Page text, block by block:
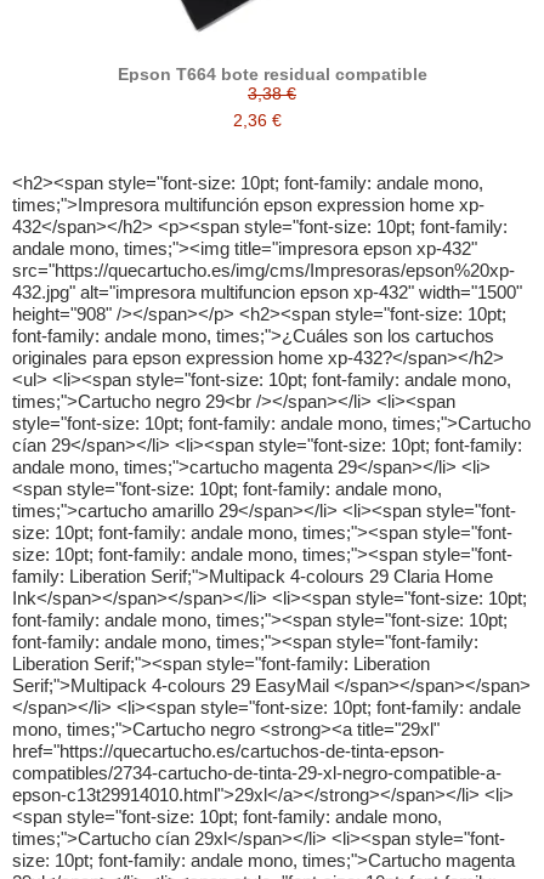
Epson T664 bote residual compatible
3,38 €
2,36 €
<h2><span style="font-size: 10pt; font-family: andale mono, times;">Impresora multifunción epson expression home xp-432</span></h2> <p><span style="font-size: 10pt; font-family: andale mono, times;"><img title="impresora epson xp-432" src="https://quecartucho.es/img/cms/Impresoras/epson%20xp-432.jpg" alt="impresora multifuncion epson xp-432" width="1500" height="908" /></span></p> <h2><span style="font-size: 10pt; font-family: andale mono, times;">¿Cuáles son los cartuchos originales para epson expression home xp-432?</span></h2> <ul> <li><span style="font-size: 10pt; font-family: andale mono, times;">Cartucho negro 29<br /></span></li> <li><span style="font-size: 10pt; font-family: andale mono, times;">Cartucho cían 29</span></li> <li><span style="font-size: 10pt; font-family: andale mono, times;">cartucho magenta 29</span></li> <li><span style="font-size: 10pt; font-family: andale mono, times;">cartucho amarillo 29</span></li> <li><span style="font-size: 10pt; font-family: andale mono, times;"><span style="font-size: 10pt; font-family: andale mono, times;"><span style="font-family: Liberation Serif;">Multipack 4-colours 29 Claria Home Ink</span></span></span></li> <li><span style="font-size: 10pt; font-family: andale mono, times;"><span style="font-size: 10pt; font-family: andale mono, times;"><span style="font-family: Liberation Serif;"><span style="font-family: Liberation Serif;">Multipack 4-colours 29 EasyMail </span></span></span></span></li> <li><span style="font-size: 10pt; font-family: andale mono, times;">Cartucho negro <strong><a title="29xl" href="https://quecartucho.es/cartuchos-de-tinta-epson-compatibles/2734-cartucho-de-tinta-29-xl-negro-compatible-a-epson-c13t29914010.html">29xl</a></strong></span></li> <li><span style="font-size: 10pt; font-family: andale mono, times;">Cartucho cían 29xl</span></li> <li><span style="font-size: 10pt; font-family: andale mono, times;">Cartucho magenta 29xl</span></li> <li><span style="font-size: 10pt; font-family: andale mono, times;">Cartucho amarillo 29xl</span><span style="font-size: 10pt; font-family: andale mono, times;"> <br /></span></li> <li><span style="font-size: 10pt; font-family: andale mono, times;"><span style="font-family: Liberation Serif;">Multipack 4-colours 29XL Claria Home Ink</span></span></li> <li><span style="font-size: 10pt; font-family: andale mono, times;"><span style="font-family: Liberation Serif;"><span style="font-family: Liberation Serif;">Multipack 4-colours 29XL EasyMail</span></span></span></li> </ul> <h2><span style="font-size: 10pt; font-family: andale mono, times;"><span style="font-family: Liberation Serif;"><span style="font-family: Liberation Serif;">tinta epson xp-432</span></span></span></h2> <p> <span style="font-size: 10pt; font-family: andale mono, times;">Los cartuchos para Epson 29xl son la versión de <strong><a title="cartucho compatible" href="https://quecartucho.es/">cartucho compatible</a></strong> 29 pero de gran capacidad, la tinta impresora epson xp-432 puede montar las dos versiones de cartuchos 29 y tinta 29xl. Los cartuchos de tinta barata impresora epson 432 son 4 y van de forma individual siendo el cartucho epson 29 de tinta negra un poco mas grande que los cartuchos de color cían, magenta y amarillo.</span></p> <p> <span style="font-size: 10pt; font-family: andale mono, times;"><strong><span style="font-variant: normal;"><span style="letter-spacing: normal;"><span style="font-style: normal;"><strong>¿Cuáles son los mejores consumibles compatibles epson xp 432?</strong></span></span></span></strong></span></p> <p> <span style="font-size: 10pt; font-family: andale mono, times;"><span style="font-variant: normal;"><span style="letter-spacing: normal;"><span style="font-style: normal;">Si esta buscando comprar</span></span></span><span style="font-variant: normal;"><span style="letter-spacing: normal;"><span style="font-style: normal;"> tinta epson barata para las impresoras</span></span></span> expression home xp-432 son los cartuchos de tinta compatibles Premium con el tamaño xl. Los epson 29xl compatible calidad premium. Ya que son los cartuchos más ecológicos, y los mas baratos manteniendo niveles muy altos de calidad y fiabilidad.</span></p> <h2><span style="font-size: 10pt; font-family: andale mono, times;">Cartuchos compatibles con epson xp-432</span></h2> <p><span style="font-size: 10pt; font-family: andale mono, times;">También tenemos a la venta los cartuchos <strong><a title="tinta epson compatible" href="https://quecartucho.es/4223-cartuchos-de-tinta-epson-compatibles">tinta epson compatible</a></strong> 29xl para epson xp 432 cartuchos compatibles grado b, son cartuchos de tinta que funcionan bien, el precio de cartuchos epson grado b son mas baratos, pero no tienen los controles de calidad y fiabilidad que tienen los cartuchos premium.<br /></span></p> <p> <span style="font-size: 10pt; font-family: andale mono, times;">Estos cartuchos epson compatibles para xp 432 tienen garantía de dos años y en ningún caso anulan la garantía de tu impresora.</span></p> <h2 style="margin-bottom: 0cm;" lang="zxx"><span style="font-size: 10pt; font-family: andale mono, times;">Otros cartuchos compatibles para impresoras Epson que te pueden interesar:</span></h2> <ul> <li><a title="Epson 16" href="https://quecartucho.es/cartuchos-de-tinta-epson-compatibles/327-cartucho-de-tinta-16xl-t1611-t1612-t1613-t1614-t1621-t1622-t1623-t1624-t1631-t1632-t1633-t1634-compatible.html"><span style="font-size: 10pt; font-family: andale mono, times;">Epson 16</span></a></li> <li><a title="cartucho compatible epson 603" href="https://quecartucho.es/cartuchos-de-tinta-epson-compatibles/3529-cartucho-de-tinta-epson-t603xl-603xl-compatible-c13t03a14010-c13t03a24010-c13t03a34010-c13t03a44010.html"><span style="font-size: 10pt; font-family: andale mono, times;">cartucho compatible epson 603</span></a></li> <li><a title="epson 18xl compatible" href="https://quecartucho.es/cartuchos-de-tinta-epson-compatibles/331-cartucho-de-tinta-18xl-t1811-t1812-t1813-t1814-compatible-con-epson.html"><span style="font-size: 10pt; font-family: andale mono, times;">epson 18xl compatible</span></a></li> <li><a title="epson 27xl compatible" href="https://quecartucho.es/cartuchos-de-tinta-epson-compatibles/1833-cartucho-de-tinta-epson-t2711-t2712-t2713-t2714-t2791-t2701-t2702-t2703-t2704-compatible-a-epson-27xl.html"><span style="font-size: 10pt; font-family: andale mono, times;">epson 27xl compatible</span></a></li> <li><a title="cartucho epson 502" href="https://quecartucho.es/cartuchos-de-tinta-epson-compatibles/3316-cartucho-compatible-502xl-502-con-epson-c13t02v14010-c13t02v24010-c13t02v34010-c13t02v44010.html"><span style="font-size: 10pt; font-family: andale mono, times;">cartucho epson 502</span></a></li> </ul> <p><span style="font-size: 10pt; font-family: andale mono, times;"><br /></span></p> <p> </p> <h2 style="margin-bottom: 0.35cm;" align="center"><span style="color: #000000;"><span style="font-family: Arial, serif;"><span style="font-size: medium;"><strong><span style="background: #ffffff;">¿Una impresora ideal para casa?: Epson Expression Home XP-432</span></strong></span></span></span></h2> <p style="margin-bottom: 0.35cm;" align="justify"><span style="color: #000000;"><span style="font-family: Arial, serif;"><span style="font-size: medium;">Muchas veces toca trabajar en casa y terminar informes importantes o los chicos que van al colegio necesitan una herramienta para imprimir sus tareas. Es por estas razones que adquirir una <em><strong><a title="impresora multifuncional" href="https://quecartucho.es/blog/impresoras/multifuncion/">impresora multifuncional</a></strong></em> tiene tanta importancia… Y la </span></span></span><span style="color: #000000;"><span style="font-family: Arial, serif;"><span style="font-size: medium;"><strong>Epson Expression Home XP 432</strong></span></span></span><span style="color: #000000;"><span style="font-family: Arial, serif;"><span style="font-size: medium;"> puede ser el equipo ideal para la casa.</span></span></span></p> <p style="margin-bottom: 0.35cm;" align="justify"><span style="color: #000000;"><span style="font-family: Arial, serif;"><span style="font-size: medium;">Esta impresora fabricada por el gigante japonés ofrece las funciones de escaneo y fotocopiadora también, integrando varias tareas elementales en un solo equipo. </span></span></span></p> <p style="margin-bottom: 0.35cm;" align="justify"><span style="color: #000000;"><span style="font-family: Arial, serif;"><span style="font-size: medium;">Su diseño –de color negro- es compacto y ligero. Posee unas dimensiones correspondientes a 390‎ x 300 x 145 mm (ancho - profundidad - altura) y un peso de 4,2 kg. </span></span></span></p> <p style="margin-bottom: 0.35cm;" align="justify"><span style="color: #000000;"><span style="font-family: Arial, serif;"><span style="font-size: medium;">Elegante y moderna, integra una pantalla LCD a color de 6,8 cm, la cual muestra el menú de opciones para el manejo de la impresora y que puede ser manipulada con un tablero de botones táctil que se encuentra a su lado. </span></span></span></p> <p style="margin-bottom: 0.35cm;" align="justify"><span style="color: #000000;"><span style="font-family: Arial, serif;"><span style="font-size: medium;">La bandeja de alimentación de papel se encuentra ubicada en la parte trasera superior de la impresora, mientras que el puerto USB está incluido en el área posterior. En su frente, los usuarios podrán encontrar una ranura para utilizar tarjetas de memoria SD, SDHC, SDXC, así como otras MiniSD o MicroSD (haciendo uso de un adaptador para estas). </span></span></span></p> <p style="margin-bottom: 0.35cm;" align="justify"><span style="color: #000000;"><span style="font-family: Arial, serif;"><span style="font-size: medium;"><img title="Impresora Epson Expression Home XP-432" src="https://quecartucho.es/img/cms/Impresoras/xp%20432.jpg" alt="Impresora multifuncion Epson Expressi